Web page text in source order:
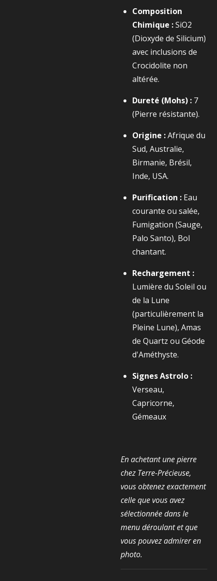
Composition
Chimique :SiO2​
(Dioxyde de Silicium)
avec inclusions de
Crocidolite non
altérée.
Dureté (Mohs) : 7
(Pierre résistante).
Origine :Afrique du
Sud, Australie,
Birmanie, Brésil,
Inde, USA.
Purification : Eau
courante ou salée,
Fumigation (Sauge,
Palo Santo), Bol
chantant.
Rechargement :
Lumière du Soleil ou
de la Lune
(particulièrement la
Pleine Lune), Amas
de Quartz ou Géode
d'Améthyste.
Signes Astrolo :
Verseau,
Capricorne,
Gémeaux
En achetant une pierre
chez Terre-Précieuse,
vous obtenez exactement
celle que vous avez
sélectionnée dans le
menu déroulant et que
vous pouvez admirer en
photo.